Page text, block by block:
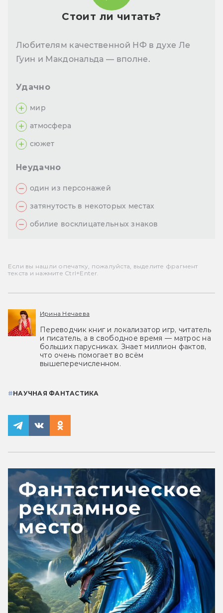
Стоит ли читать?
Любителям качественной НФ в духе Ле
Гуин и Макдональда — вполне.
Удачно
мир
атмосфера
сюжет
Неудачно
один из персонажей
затянутость в некоторых местах
обилие восклицательных знаков
Если вы нашли опечатку, пожалуйста, выделите фрагмент
текста и нажмите Ctrl+Enter.
Ирина Нечаева
Переводчик книг и локализатор игр, читатель
и писатель, а в свободное время — матрос на
больших парусниках. Знает миллион фактов,
что очень помогает во всём
вышеперечисленном.
#НАУЧНАЯ ФАНТАСТИКА